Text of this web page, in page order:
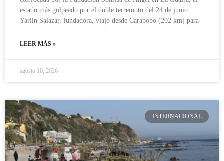
estado más golpeado por el doble terremoto del 24 de junio.
Yarlín Salazar, fundadora, viajó desde Carabobo (202 km) para
LEER MÁS »
agosto 10, 2026
INTERNACIONAL